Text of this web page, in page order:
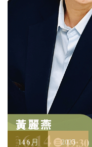
146 月 2023